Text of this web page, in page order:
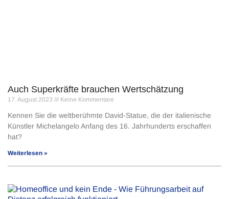
Auch Superkräfte brauchen Wertschätzung
17. August 2023 Keine Kommentare
Kennen Sie die weltberühmte David-Statue, die der italienische
Künstler Michelangelo Anfang des 16. Jahrhunderts erschaffen
hat?
Weiterlesen »